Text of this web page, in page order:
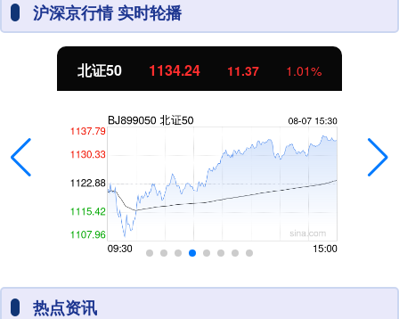
沪深京行情 实时轮播
创业板指 3563.12
热点资讯